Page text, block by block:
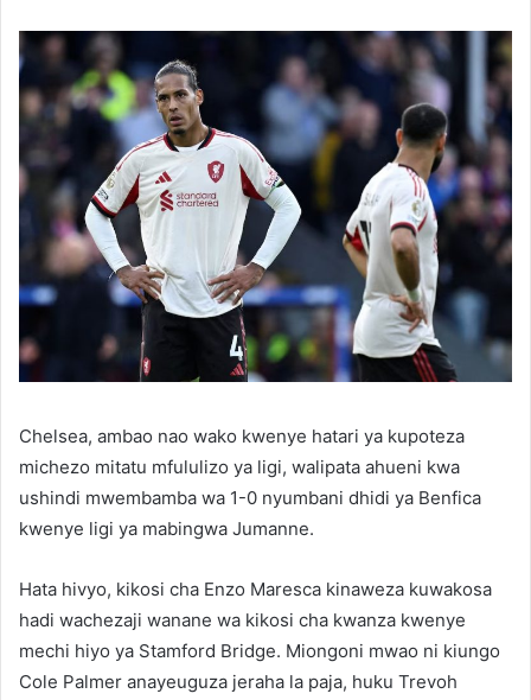
Chelsea, ambao nao wako kwenye hatari ya kupoteza
michezo mitatu mfululizo ya ligi, walipata ahueni kwa
ushindi mwembamba wa 1-0 nyumbani dhidi ya Benfica
kwenye ligi ya mabingwa Jumanne.
Hata hivyo, kikosi cha Enzo Maresca kinaweza kuwakosa
hadi wachezaji wanane wa kikosi cha kwanza kwenye
mechi hiyo ya Stamford Bridge. Miongoni mwao ni kiungo
Cole Palmer anayeuguza jeraha la paja, huku Trevoh